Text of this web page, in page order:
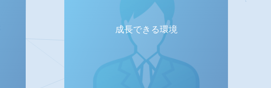
成長できる環境